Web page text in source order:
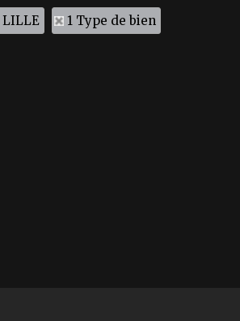
LILLE 1 Type de bien